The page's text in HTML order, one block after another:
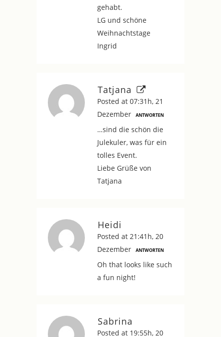
gehabt.
LG und schöne
Weihnachtstage
Ingrid
Tatjana
Posted at 07:31h, 21
Dezember
ANTWORTEN
…sind die schön die
Julekuler, was für ein
tolles Event.
Liebe Grüße von
Tatjana
Heidi
Posted at 21:41h, 20
Dezember
ANTWORTEN
Oh that looks like such
a fun night!
Sabrina
Posted at 19:55h, 20